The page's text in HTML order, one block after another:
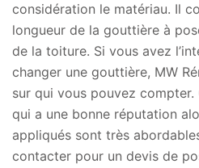
considération le matériau. Il
longueur de la gouttière à
de la toiture. Si vous avez
changer une gouttière, MW
sur qui vous pouvez compter.
qui a une bonne réputation
appliqués sont très
contacter pour un devis de